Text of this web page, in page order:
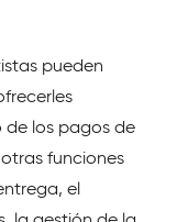
pueden
de los pagos de
funciones
el